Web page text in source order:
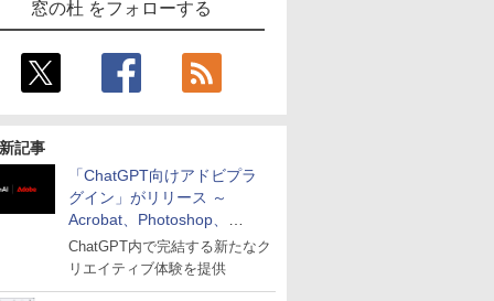
窓の杜 をフォローする
記事
「ChatGPT向けアドビプラ
グイン」がリリース ～
Acrobat、Photoshop、
Premiereなどの機能を1つの
プラグインに統合
ChatGPT内で完結する新たなク
リエイティブ体験を提供